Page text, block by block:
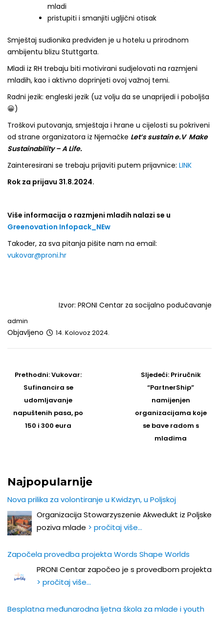
mladi
pristupiti i smanjiti ugljični otisak
Smještaj sudionika predviđen je u hotelu u prirodnom
ambijentu blizu Stuttgarta.
Mladi iz RH trebaju biti motivirani sudjelovati na razmjeni
mladih, kao i aktivno doprinjeti ovoj važnoj temi.
Radni jezik: engleski jezik (uz volju da se unaprijedi i poboljša
😀)
Troškovi putovanja, smještaja i hrane u cijelosti su pokriveni
od strane organizatora iz Njemačke Let’s sustain e.V Make
Sustainability – A Life.
Zainteresirani se trebaju prijaviti putem prijavnice: LINK
Rok za prijavu 31.8.2024.
Više informacija o razmjeni mladih nalazi se u
Greenovation Infopack_NEw
Također, za sva pitanja pišite nam na email:
vukovar@proni.hr
Izvor: PRONI Centar za socijalno podučavanje
admin
Objavljeno 14. Kolovoz 2024.
navigation
Prethodni:Prethodni
post
Vukovar:
Sufinancira se
udomljavanje
napuštenih pasa, po
150 i 300 eura
Sljedeći: Sljedeći
Post
Priručnik
“PartnerShip”
namijenjen
organizacijama koje
se bave radom s
mladima
Najpopularnije
Nova prilika za volontiranje u Kwidzyn, u Poljskoj
Organizacija Stowarzyszenie Akwedukt iz Poljske
poziva mlade > pročitaj više…
Započela provedba projekta Words Shape Worlds
PRONI Centar započeo je s provedbom projekta
> pročitaj više…
Besplatna međunarodna ljetna škola za mlade i youth